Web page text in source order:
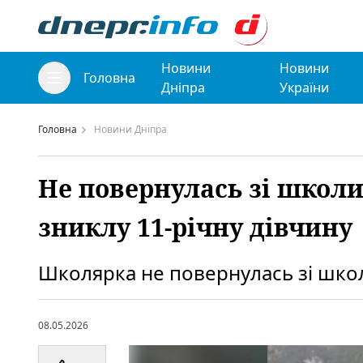
Головна
Новини
Дніпра
Новини
України
Головна Новини Дніпра
Не повернулась зі
зниклу 11-річну дівчину
Школярка не повернулась зі
08.05.2026